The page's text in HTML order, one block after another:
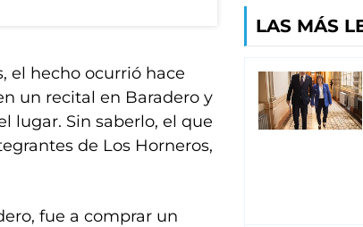
el hecho ocurrió hace
un recital en Baradero y
lugar. Sin saberlo, el que
de Los Horneros,
fue a comprar un
LAS MÁS